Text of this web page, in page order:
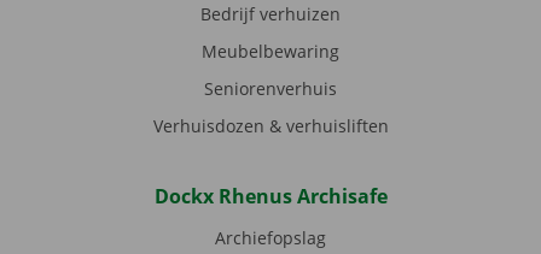
Bedrijf verhuizen
Meubelbewaring
Seniorenverhuis
Verhuisdozen & verhuisliften
Dockx Rhenus Archisafe
Archiefopslag